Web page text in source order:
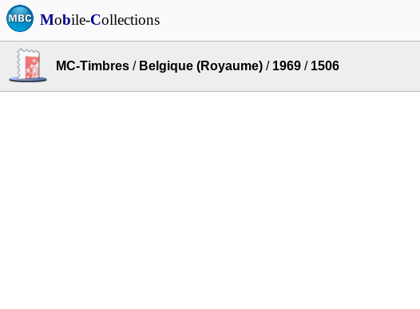
Mobile-Collections
MC-Timbres / Belgique (Royaume) / 1969 / 1506